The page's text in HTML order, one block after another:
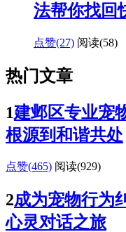
法帮你找回
点赞(27) 阅读(58)
热门文章
1建邺区专业宠
根源到和谐共处
点赞(465) 阅读(929)
2成为宠物行为
心灵对话之旅